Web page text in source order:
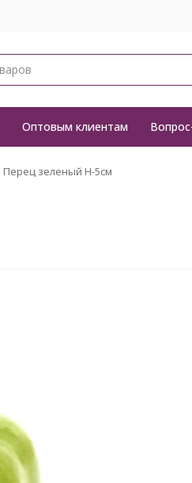
Оптовым клиентам
Перец зеленый H-5см